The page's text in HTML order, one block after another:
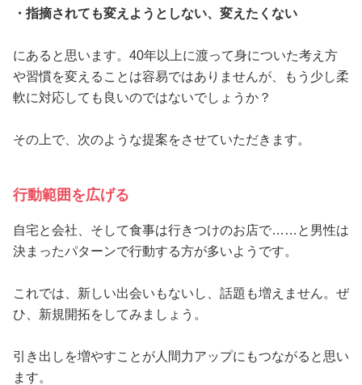
・指摘されても変えようとしない、変えたくない
にあると思います。40年以上に渡って身についた考え方
や習慣を変えることは容易ではありませんが、もう少し柔
軟に対応しても良いのではないでしょうか？
その上で、次のような提案をさせていただきます。
行動範囲を広げる
自宅と会社、そして食事は行きつけのお店で……と男性は
決まったパターンで行動する方が多いようです。
これでは、新しい出会いもないし、話題も増えません。ぜ
ひ、新規開拓をしてみましょう。
引き出しを増やすことが人間力アップにもつながると思い
ます。